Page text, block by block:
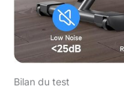
Bilan du test